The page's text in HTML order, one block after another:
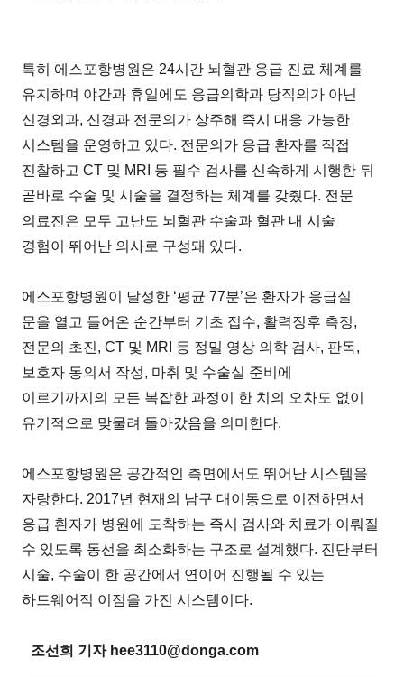
특히 에스포항병원은 24시간 뇌혈관 응급 진료 체계를
유지하며 야간과 휴일에도 응급의학과 당직의가 아닌
신경외과, 신경과 전문의가 상주해 즉시 대응 가능한
시스템을 운영하고 있다. 전문의가 응급 환자를 직접
진찰하고 CT 및 MRI 등 필수 검사를 신속하게 시행한 뒤
곧바로 수술 및 시술을 결정하는 체계를 갖췄다. 전문
의료진은 모두 고난도 뇌혈관 수술과 혈관 내 시술
경험이 뛰어난 의사로 구성돼 있다.
에스포항병원이 달성한 ‘평균 77분’은 환자가 응급실
문을 열고 들어온 순간부터 기초 접수, 활력징후 측정,
전문의 초진, CT 및 MRI 등 정밀 영상 의학 검사, 판독,
보호자 동의서 작성, 마취 및 수술실 준비에
이르기까지의 모든 복잡한 과정이 한 치의 오차도 없이
유기적으로 맞물려 돌아갔음을 의미한다.
에스포항병원은 공간적인 측면에서도 뛰어난 시스템을
자랑한다. 2017년 현재의 남구 대이동으로 이전하면서
응급 환자가 병원에 도착하는 즉시 검사와 치료가 이뤄질
수 있도록 동선을 최소화하는 구조로 설계했다. 진단부터
시술, 수술이 한 공간에서 연이어 진행될 수 있는
하드웨어적 이점을 가진 시스템이다.
조선희 기자 hee3110@donga.com